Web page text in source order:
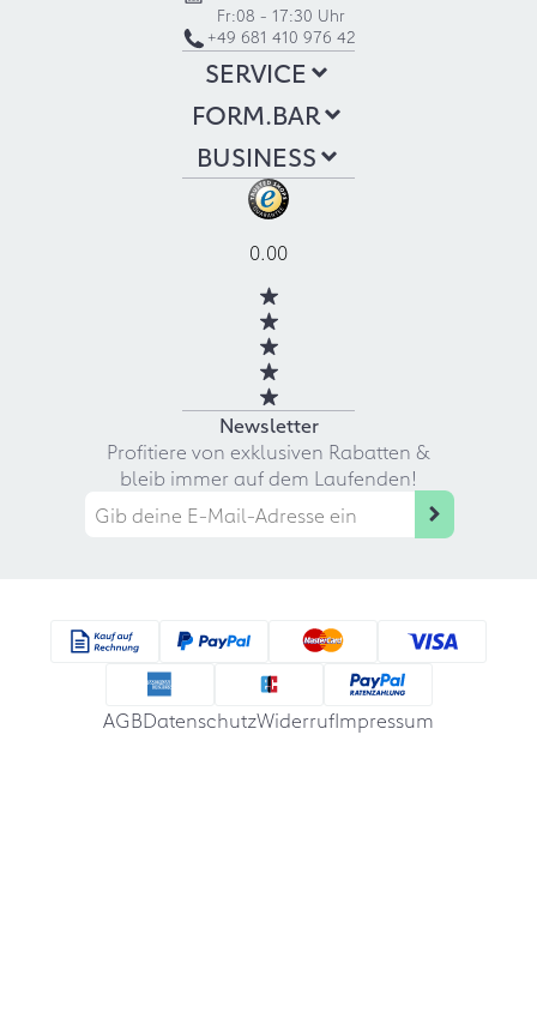
Fr:08 - 17:30 Uhr
+49 681 410 976 42
SERVICE
FORM.BAR
BUSINESS
0.00
Newsletter
Profitiere von exklusiven Rabatten &
bleib immer auf dem Laufenden!
AGBDatenschutzWiderrufImpressum